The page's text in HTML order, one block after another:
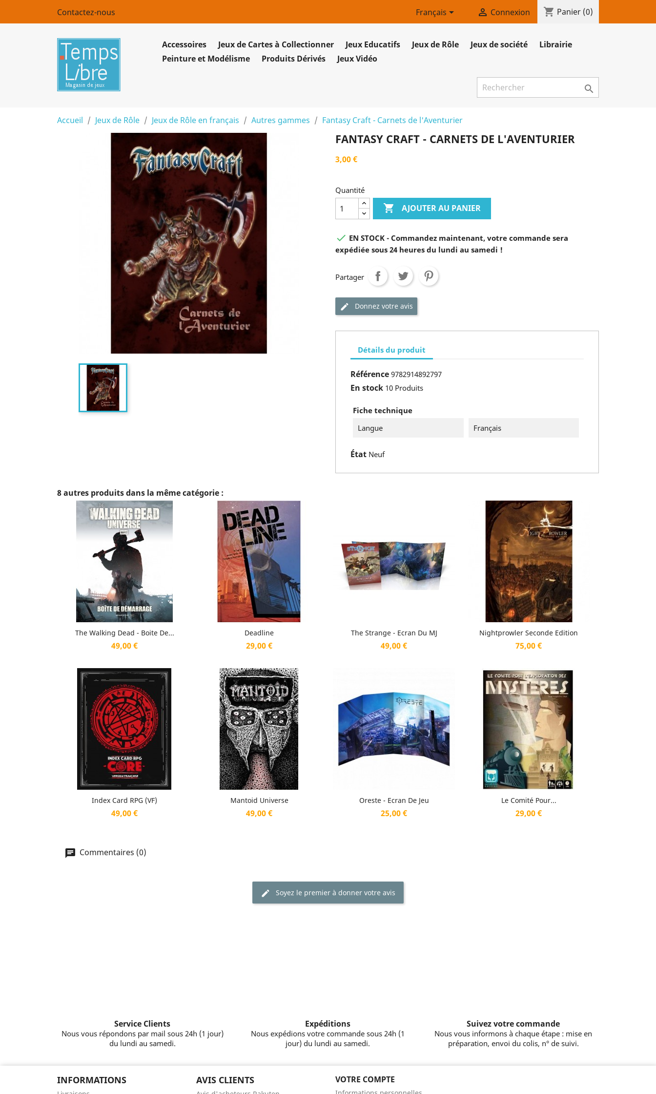
Contactez-nous Français  Connexion shopping_cart Panier (0)
Accessoires Jeux de Cartes à Collectionner Jeux Educatifs Jeux de Rôle Jeux de société
Librairie
Peinture et Modélisme
Produits Dérivés Jeux Vidéo

Accueil Jeux de Rôle Jeux de Rôle en français Autres gammes Fantasy Craft - Carnets de l'Aventurier
FANTASY CRAFT - CARNETS DE L'AVENTURIER
3,00 €
Quantité
 AJOUTER AU PANIER
 EN STOCK - Commandez maintenant, votre commande sera
expédiée sous 24 heures du lundi au samedi !
Partager
Donnez votre avis
Détails du produit
Référence 9782914892797
En stock 10 Produits
Fiche technique
Langue
Français
État Neuf
8 autres produits dans la même catégorie :
The Walking Dead - Boite De...
Prix
49,00 €
Aperçu rapide Deadline
Prix
29,00 €
Aperçu rapide The Strange - Ecran Du MJ
Prix
49,00 €
Aperçu rapide Nightprowler Seconde Edition
Prix
75,00 €
Aperçu rapide
Index Card RPG (VF)
Prix
49,00 €
Aperçu rapide Mantoid Universe
Prix
49,00 €
Aperçu rapide Oreste - Ecran De Jeu
Prix
25,00 €
Aperçu rapide Le Comité Pour...
Prix
29,00 €
Aperçu rapide
Commentaires (0)
Soyez le premier à donner votre avis
Service Clients
Nous vous répondons par mail sous 24h (1 jour)
du lundi au samedi.
Expéditions
Nous expédions votre commande sous 24h (1
jour) du lundi au samedi.
Suivez votre commande
Nous vous informons à chaque étape : mise en
préparation, envoi du colis, n° de suivi.
INFORMATIONS AVIS CLIENTS VOTRE COMPTE